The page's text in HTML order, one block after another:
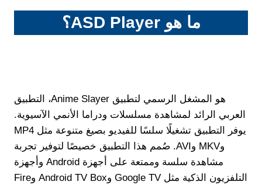
ما هو ASD Player؟
هو المشغل الرسمي لتطبيق Anime Slayer، التطبيق
العربي الرائد لمشاهدة مسلسلات ودراما الأنمي الآسيوية.
يوفر التطبيق تشغيلًا سلسًا للفيديو بصيغ متنوعة مثل MP4
وMKV وAVI. صُمم هذا التطبيق خصيصًا لتوفير تجربة
مشاهدة سلسة وممتعة على أجهزة Android وأجهزة
التلفزيون الذكية مثل Google TV وAndroid TV Box وFire